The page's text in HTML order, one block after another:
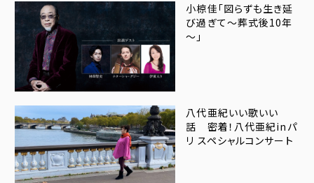
小椋佳「図らずも生き延
び過ぎて～葬式後10年
～」
八代亜紀いい歌いい
話 密着！八代亜紀inパ
リ スペシャルコンサート